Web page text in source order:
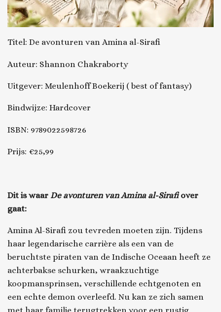
Titel: De avonturen van Amina al-Sirafi
Auteur: Shannon Chakraborty
Uitgever: Meulenhoff Boekerij ( best of fantasy)
Bindwijze: Hardcover
ISBN: 9789022598726
Prijs: €25,99
Dit is waar De avonturen van Amina al-Sirafiover
gaat:
Amina Al-Sirafi zou tevreden moeten zijn. Tijdens
haar legendarische carrière als een van de
beruchtste piraten van de Indische Oceaan heeft ze
achterbakse schurken, wraakzuchtige
koopmansprinsen, verschillende echtgenoten en
een echte demon overleefd. Nu kan ze zich samen
met haar familie terugtrekken voor een rustig